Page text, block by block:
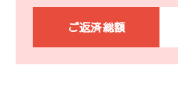
ご返済総額